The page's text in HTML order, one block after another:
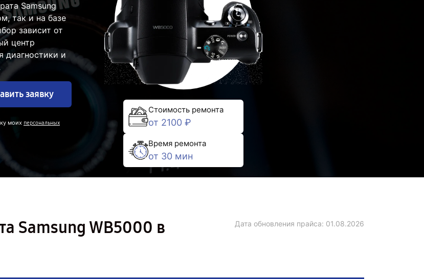
Samsung
так и на базе
зависит от
центр
диагностики и
заявку
моих персональных
Стоимость ремонта
от 2100 ₽
Время ремонта
от 30 мин
Samsung WB5000 в
Дата обновления прайса: 01.08.2026